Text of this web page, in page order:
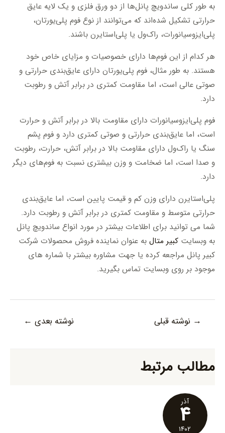
به طور کلی ساندویچ پانل‌ها از دو ورق فلزی و یک لایه عایق
حرارتی تشکیل شده‌اند که می‌توانند از نوع فوم پلی‌یورتان،
پلی‌ایزوسیانورات، راک‌ول یا پلی‌استایرن باشند.
هر کدام از این فوم‌ها دارای خصوصیات و مزایای خاص خود
هستند. به طور مثال، فوم پلی‌یورتان دارای عایق‌بندی حرارتی و
صوتی عالی است، اما مقاومت کمتری در برابر آتش و رطوبت
دارد.
فوم پلی‌ایزوسیانورات دارای مقاومت بالا در برابر آتش و حرارت
است، اما عایق‌بندی حرارتی و صوتی کمتری دارد و فوم پشم
سنگ یا راک‌ول دارای مقاومت بالا در برابر آتش، حرارت، رطوبت
و صدا است، اما ضخامت و وزن بیشتری نسبت به فوم‌های دیگر
دارد.
پلی‌استایرن دارای وزن کم و قیمت پایین است، اما عایق‌بندی
حرارتی متوسط و مقاومت کمتری در برابر آتش و رطوبت دارد.
شما می توانید برای اطلاعات بیشتر در مورد انواع ساندویچ پانل
به وبسایت کبیر متال به عنوان نماینده فروش محصولات شرکت
کبیر پانل مراجعه کرده یا جهت مشاوره بیشتر با شماره های
موجود بر روی وبسایت تماس بگیرید.
راهبری→ نوشته قبلی نوشته بعدی ←
مطالب مرتبط
آذر
۴
۱۴۰۲